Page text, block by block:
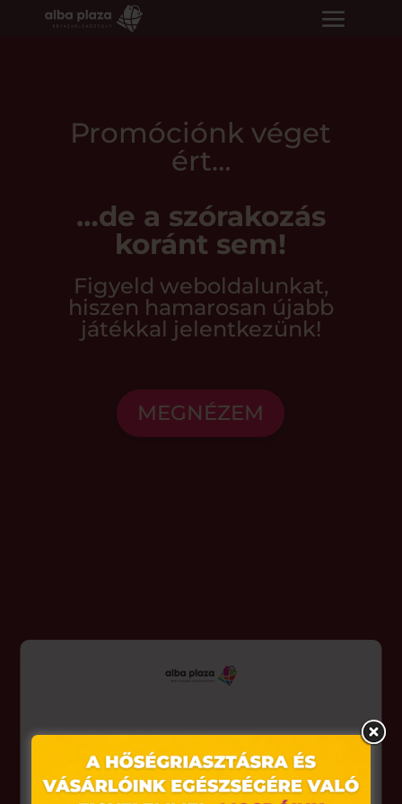
Promóciónk véget
ért…
…de a szórakozás
koránt sem!
Figyeld weboldalunkat,
hiszen hamarosan újabb
játékkal jelentkezünk!
MEGNÉZEM
Ez az oldal sütiket használ
Weboldalunkon „cookie"-kat (továbbiakban „süti")